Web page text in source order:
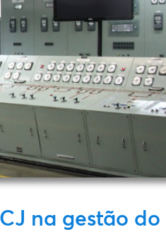
na gestão do